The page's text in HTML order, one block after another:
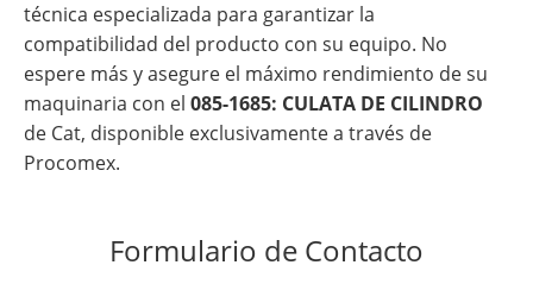
técnica especializada para garantizar la
compatibilidad del producto con su equipo. No
espere más y asegure el máximo rendimiento de su
maquinaria con el 085-1685: CULATA DE CILINDRO
de Cat, disponible exclusivamente a través de
Procomex.
Formulario de Contacto